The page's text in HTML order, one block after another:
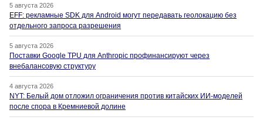
5 августа 2026
EFF: рекламные SDK для Android могут передавать геолокацию без
отдельного запроса разрешения
5 августа 2026
Поставки Google TPU для Anthropic профинансируют через
внебалансовую структуру
4 августа 2026
NYT: Белый дом отложил ограничения против китайских ИИ-моделей
после спора в Кремниевой долине